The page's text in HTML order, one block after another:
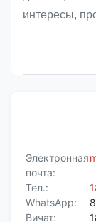
интересы,
Электронная
почта:
Тел.:
WhatsApp:
Вичат: